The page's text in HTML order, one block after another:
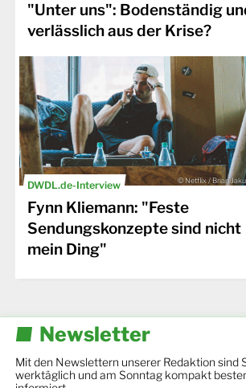
"Unter uns": Bodenständig
verlässlich aus der Krise?
DWDL.de-Interview © Netflix / Brian
Fynn Kliemann: "Feste
Sendungskonzepte sind nicht
mein Ding"
Newsletter
Mit den Newslettern unserer Redaktion sind
werktäglich und am Sonntag kompakt